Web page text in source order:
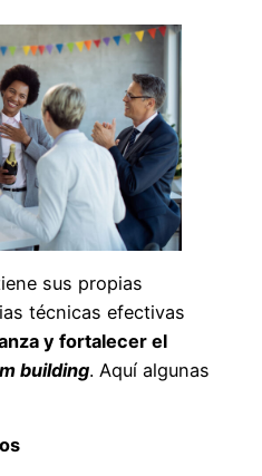
sus propias
técnicas efectivas
y fortalecer el
building. Aquí algunas